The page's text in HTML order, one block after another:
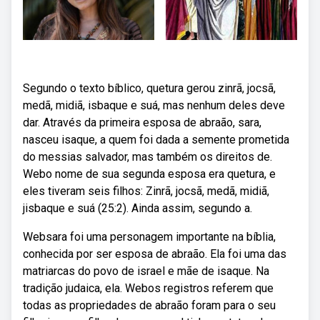
Segundo o texto bíblico, quetura gerou zinrã, jocsã,
medã, midiã, isbaque e suá, mas nenhum deles deve
dar. Através da primeira esposa de abraão, sara,
nasceu isaque, a quem foi dada a semente prometida
do messias salvador, mas também os direitos de.
Webo nome de sua segunda esposa era quetura, e
eles tiveram seis filhos: Zinrã, jocsã, medã, midiã,
jisbaque e suá (25:2). Ainda assim, segundo a.
Websara foi uma personagem importante na bíblia,
conhecida por ser esposa de abraão. Ela foi uma das
matriarcas do povo de israel e mãe de isaque. Na
tradição judaica, ela. Webos registros referem que
todas as propriedades de abraão foram para o seu